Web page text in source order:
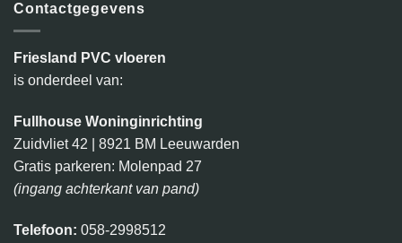
Contactgegevens
Friesland PVC vloeren
is onderdeel van:
Fullhouse Woninginrichting
Zuidvliet 42 | 8921 BM Leeuwarden
Gratis parkeren: Molenpad 27
(ingang achterkant van pand)
Telefoon: 058-2998512